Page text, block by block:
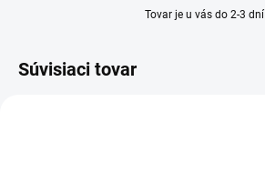
Tovar je u vás do 2-3 dní
Súvisiaci tovar